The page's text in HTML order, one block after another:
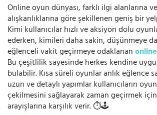
Online oyun dünyası, farklı ilgi alanlarına
alışkanlıklarına göre şekillenen geniş bir
Kimi kullanıcılar hızlı ve aksiyon dolu
ederken, kimileri daha sakin, düşünmeye
eğlenceli vakit geçirmeye odaklanan
Bu çeşitlilik sayesinde herkes kendine
bulabilir. Kısa süreli oyunlar anlık eğlence
uzun ve detaylı yapımlar kullanıcıların
çekilmesini sağlayarak zaman geçirmek
arayışlarına karşılık verir. ⏱️🕹️